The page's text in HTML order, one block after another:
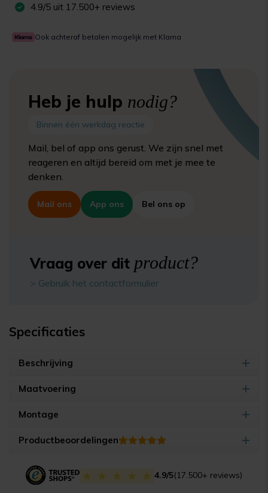
4.9/5 uit 17.500+ reviews
Ook achteraf betalen mogelijk met Klarna
Heb je hulp nodig?
Binnen één werkdag reactie
Mail, bel of app ons gerust. We zijn snel met
reageren en altijd bereid om met je mee te
denken.
Mail ons App ons Bel ons op
Vraag over dit product?
> Gebruik het contactformulier
Specificaties
Beschrijving
Maatvoering
Montage
Productbeoordelingen
4.9/5(17.500+ reviews)